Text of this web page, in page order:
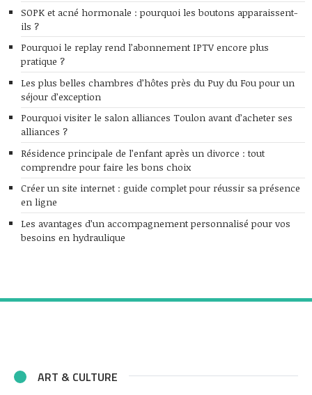
SOPK et acné hormonale : pourquoi les boutons apparaissent-
ils ?
Pourquoi le replay rend l’abonnement IPTV encore plus
pratique ?
Les plus belles chambres d’hôtes près du Puy du Fou pour un
séjour d’exception
Pourquoi visiter le salon alliances Toulon avant d’acheter ses
alliances ?
Résidence principale de l’enfant après un divorce : tout
comprendre pour faire les bons choix
Créer un site internet : guide complet pour réussir sa présence
en ligne
Les avantages d’un accompagnement personnalisé pour vos
besoins en hydraulique
ART & CULTURE